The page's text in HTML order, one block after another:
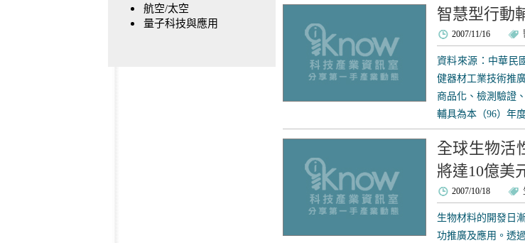
航空/太空
量子科技與應用
智慧型行動
2007/11/16
資料來源：中華民
健器材工業技術推
商品化、檢測驗證
輔具為本（96）年
全球生物活
將達10億美
2007/10/18
生物材料的開發日
功推廣及應用。透